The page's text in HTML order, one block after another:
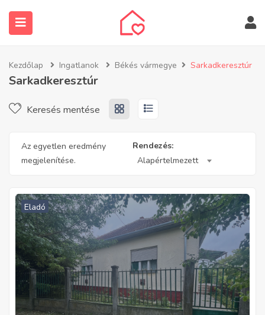
Kezdőlap Ingatlanok Békés vármegye Sarkadkeresztúr
Sarkadkeresztúr
Keresés mentése
Az egyetlen eredmény
megjelenítése.
Rendezés:
Alapértelmezett
Eladó